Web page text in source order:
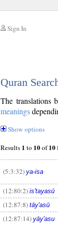
Sign In
Quran
The translations
meanings
Show options
Results 1 to 10of10
(5:3:32) ya-isa
(12:80:2) is'tayasū
(12:87:8) tāy'asū
(12:87:14) yāy'asu